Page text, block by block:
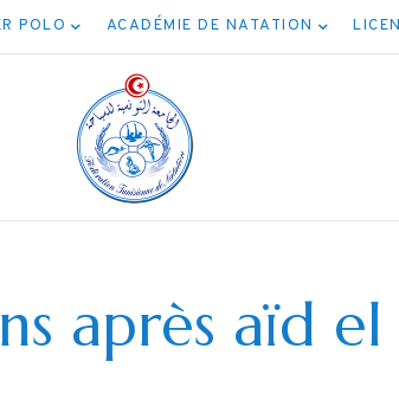
POLO ACADÉMIE DE NATATION
après aïd el